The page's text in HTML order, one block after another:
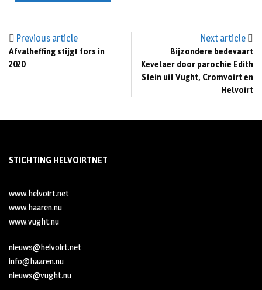
Previous article
Afvalheffing stijgt fors in
2020
Next article
Bijzondere bedevaart
Kevelaer door parochie Edith
Stein uit Vught, Cromvoirt en
Helvoirt
STICHTING HELVOIRTNET
www.helvoirt.net
www.haaren.nu
www.vught.nu
nieuws@helvoirt.net
info@haaren.nu
nieuws@vught.nu